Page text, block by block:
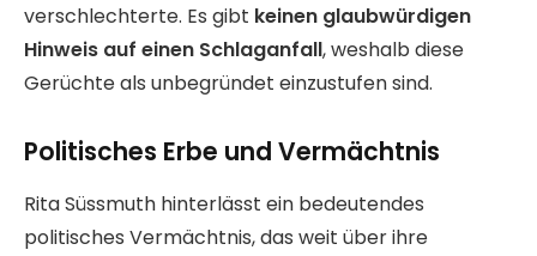
verschlechterte. Es gibt keinen glaubwürdigen
Hinweis auf einen Schlaganfall, weshalb diese
Gerüchte als unbegründet einzustufen sind.
Politisches Erbe und Vermächtnis
Rita Süssmuth hinterlässt ein bedeutendes
politisches Vermächtnis, das weit über ihre